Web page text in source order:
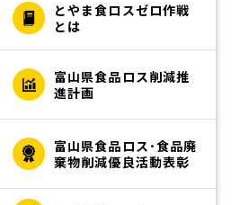
とやま食ロスゼロ作戦
とは
富山県食品ロス削減推
進計画
富山県食品ロス･食品廃
棄物削減優良活動表彰